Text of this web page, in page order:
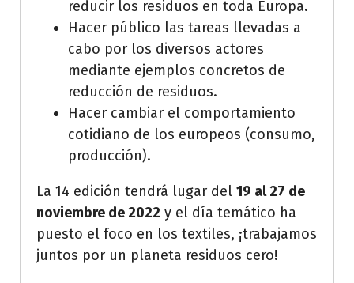
reducir los residuos en toda Europa.
Hacer público las tareas llevadas a
cabo por los diversos actores
mediante ejemplos concretos de
reducción de residuos.
Hacer cambiar el comportamiento
cotidiano de los europeos (consumo,
producción).
La 14 edición tendrá lugar del 19 al 27 de
noviembre de 2022 y el día temático ha
puesto el foco en los textiles, ¡trabajamos
juntos por un planeta residuos cero!